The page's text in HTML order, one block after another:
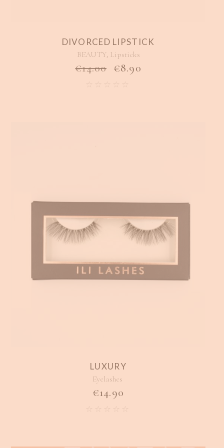
DIVORCED LIPSTICK
BEAUTY, Lipsticks
€14.00 €8.90
LUXURY
Eyelashes
€14.90